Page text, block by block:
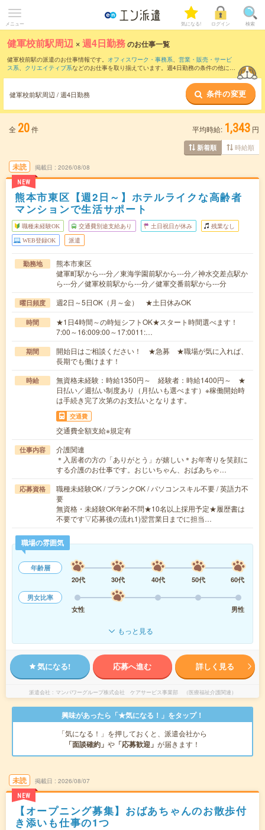
メニュー 気になる! ログイン 検索
健軍校前駅周辺 ×週4日勤務のお仕事一覧
健軍校前駅の派遣のお仕事情報です。 オフィスワーク・事務系、 営業・販売・サービ
ス系、 クリエイティブ系などのお仕事を取り揃えています。週4日勤務の条件の他に、
健軍校前駅周辺 / 週4日勤務 条件の変更
全 20件 平均時給: 1,343 円
新着順 時給順
未読
NEW
掲載日 2026/08/08
熊本市東区【週2日～】ホテルライクな高齢者
マンションで生活サポート
職種未経験OK 交通費別途支給あり 土日祝日が休み 残業なし
WEB登録OK 派遣
勤務地
熊本市東区
健軍町駅から---分／東海学園前駅から---分／神水交差点駅か
ら---分／健軍校前駅から---分／健軍交番前駅から---分
曜日頻度 週2日～5日OK（月～金） ★土日休みOK
時間
★1日4時間～の時短シフトOK★スタート時間選べます！
7:00～16:009:00～17:0011:…
期間
開始日はご相談ください！ ★急募 ★職場が気に入れば、
長期でも働けます！
時給
無資格未経験：時給1350円～ 経験者：時給1400円～ ★
日払い／週払い制度あり（月払いも選べます）※稼働開始時
は手続き完了次第のお支払いとなります。
交通費
交通費全額支給※規定有
仕事内容
介護関連
＊入居者の方の「ありがとう」が嬉しい＊お年寄りを笑顔に
する介護のお仕事です。おじいちゃん、おばあちゃ…
応募資格
職種未経験OK / ブランクOK / パソコンスキル不要 / 英語力不
要
無資格・未経験OK年齢不問★10名以上採用予定★履歴書は
不要です▽応募後の流れ1)翌営業日までに担当…
職場の雰囲気
年齢層
20代
30代 40代 50代
60代
男女比率
女性
男性
もっと見る
気になる! 応募へ進む 詳しく見る
派遣会社 マンパワーグループ株式会社 ケアサービス事業部 （医療福祉介護関連）
興味があったら「★気になる！」をタップ！
「気になる！」を押しておくと、派遣会社から
「面談確約」 や 「応募歓迎」 が届きます！
未読
NEW
掲載日 2026/08/07
【オープニング募集】おばあちゃんのお散歩付
き添いも仕事の1つ